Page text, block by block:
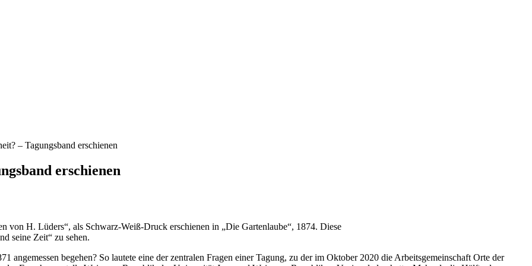
– Tagungsband erschienen
erschienen
von H. Lüders“, als Schwarz-Weiß-Druck erschienen in „Die Gartenlaube“, 1874. Diese
seine Zeit“ zu sehen.
angemessen begehen? So lautete eine der zentralen Fragen einer Tagung, zu der im Oktober 2020 die Arbeitsgemeinschaft Orte der